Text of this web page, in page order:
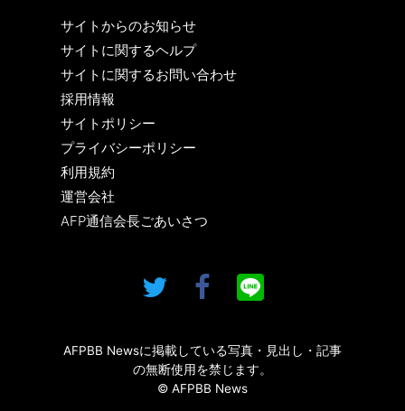
サイトからのお知らせ
サイトに関するヘルプ
サイトに関するお問い合わせ
採用情報
サイトポリシー
プライバシーポリシー
利用規約
運営会社
AFP通信会長ごあいさつ
AFPBB Newsに掲載している写真・見出し・記事
の無断使用を禁じます。
© AFPBB News